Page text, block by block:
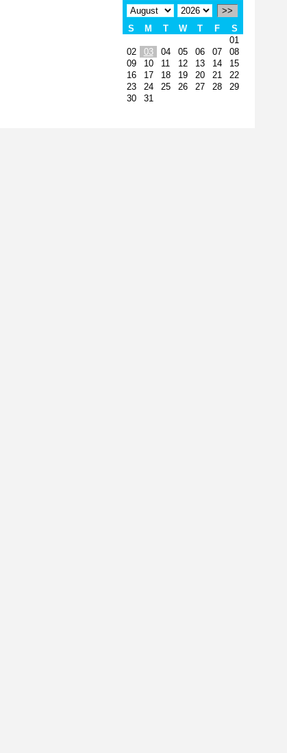
>>
S
M T W T F
S
01
02
03 04 05 06 07
08
09
10 11 12 13 14
15
16
17 18 19 20 21
22
23
24 25 26 27 28
29
30
31